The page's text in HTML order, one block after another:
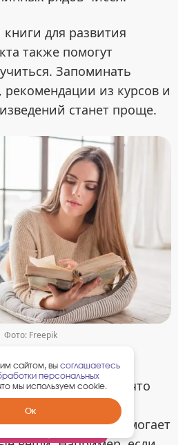
для развития
также помогут
Запоминать
рекомендации из курсов и
станет проще.
Фото: Freepik
всем, кто хочет
утверждает, что
информации с
промежутками помогает
Забрать
гарантированный
сайтом, вы соглашаетесь
персональных
мы используем cookie.
Ок